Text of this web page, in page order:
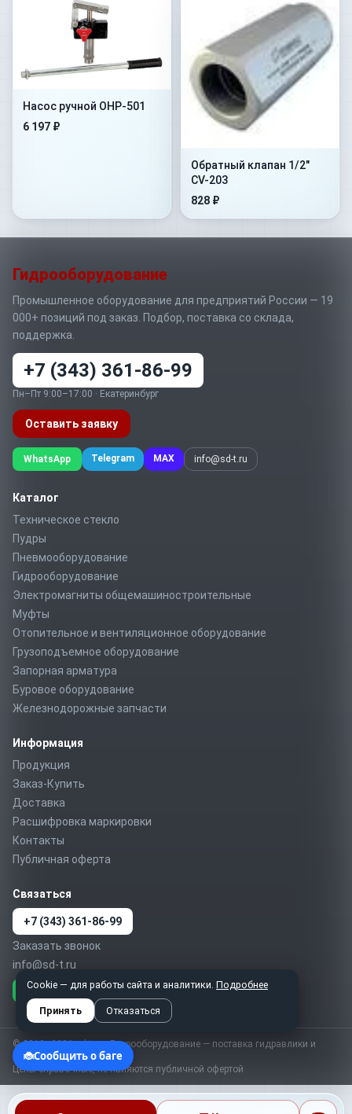
Насос ручной OHP-501
6 197 ₽
Обратный клапан 1/2"
CV-203
828 ₽
Гидрооборудование
Промышленное оборудование для предприятий России — 19
000+ позиций под заказ. Подбор, поставка со склада,
поддержка.
+7 (343) 361-86-99
Пн–Пт 9:00–17:00 · Екатеринбург
Оставить заявку
WhatsApp Telegram MAX info@sd-t.ru
Каталог
Техническое стекло
Пудры
Пневмооборудование
Гидрооборудование
Электромагниты общемашиностроительные
Муфты
Отопительное и вентиляционное оборудование
Грузоподъемное оборудование
Запорная арматура
Буровое оборудование
Железнодорожные запчасти
Информация
Продукция
Заказ-Купить
Доставка
Расшифровка маркировки
Контакты
Публичная оферта
Связаться
+7 (343) 361-86-99
Заказать звонок
info@sd-t.ru
WhatsApp Telegram MAX
© 2010–2026 sd-t.ru · Гидрооборудование — поставка гидравлики и
пневматики по России
Цены справочные, не являются публичной офертой
Cookie — для работы сайта и аналитики. Подробнее
Принять Отказаться